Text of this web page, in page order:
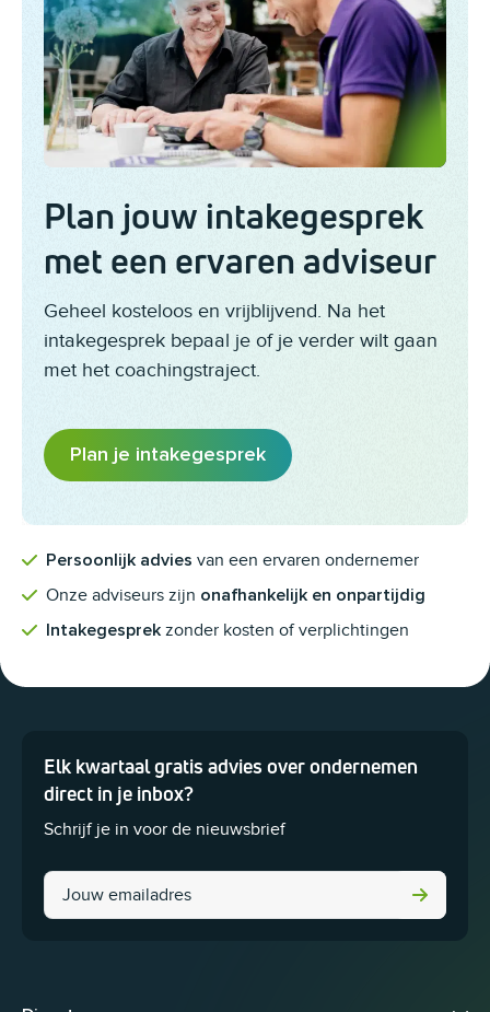
Plan jouw intakegesprek
met een ervaren adviseur
Geheel kosteloos en vrijblijvend. Na het
intakegesprek bepaal je of je verder wilt gaan
met het coachingstraject.
Plan je intakegesprek
Persoonlijk advies van een ervaren ondernemer
Onze adviseurs zijn onafhankelijk en onpartijdig
Intakegesprek zonder kosten of verplichtingen
Elk kwartaal gratis advies over ondernemen
direct in je inbox?
Schrijf je in voor de nieuwsbrief
LinkedIn
Dit veld is bedoeld voor validatiedoeleinden en moet niet worden